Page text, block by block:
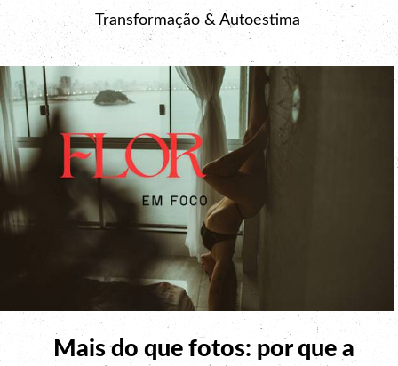
Transformação & Autoestima
Mais do que fotos: por que a